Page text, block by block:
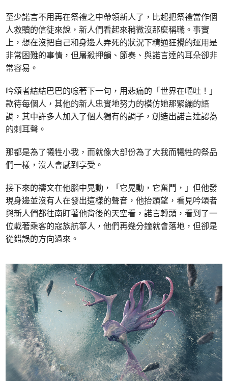
至少諾言不用再在祭禮之中帶領新人了，比起把祭禮當作個
人救贖的信徒來說，新人們看起來稍微沒那麼稱職。事實
上，想在沒把自己和身邊人弄死的狀況下精通狂攪的運用是
非常困難的事情，但屠殺押韻、節奏、與諾言達的耳朵卻非
常容易。
吟頌者結結巴巴的唸著下一句，用悲痛的「世界在嘔吐！」
款待每個人，其他的新人忠實地努力的模仿她那緊繃的語
調，其中許多人加入了個人獨有的調子，創造出諾言達認為
的刺耳聲。
那都是為了犧牲小我，而就像大部份為了大我而犧牲的祭品
們一樣，沒人會感到享受。
接下來的禱文在他腦中晃動，「它晃動，它奮鬥，」但他發
現身邊並沒有人在發出這樣的聲音，他抬頭望，看見吟頌者
與新人們都往南盯著他背後的天空看，諾言轉頭，看到了一
位載著乘客的寇族航箏人，他們再幾分鐘就會落地，但卻是
從錯誤的方向過來。